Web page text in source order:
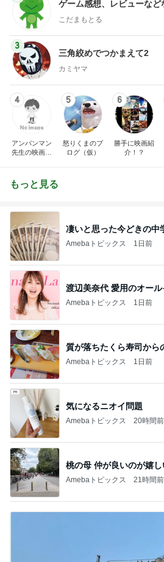
ゲーム感想、レビューな
こだまもとる
3
三角絞めでつかまえて2
カミヤマ
4
アンパンマン
先生の映画講
5
怒りくまのブ
ログ（仮）
6
勝手に映画紹
介！？
もっと見る
凄いと思った今どきの中
Amebaトピックス 1日前
渡辺美奈代 愛用のオー
Amebaトピックス 1日前
質が落ちたくら寿司から
Amebaトピックス 1日前
気になるニオイ問題
Amebaトピックス 20時間前
桃の母 仲が良いのが嬉
Amebaトピックス 21時間前